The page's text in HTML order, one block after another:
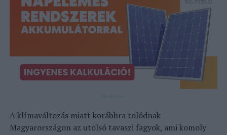
A klímaváltozás miatt korábbra tolódnak
Magyarországon az utolsó tavaszi fagyok, ami komoly